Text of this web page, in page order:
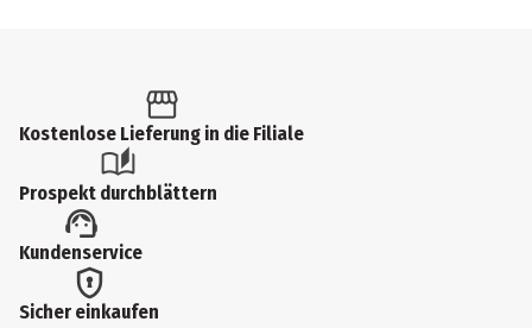
Kostenlose Lieferung in die Filiale
Prospekt durchblättern
Kundenservice
Sicher einkaufen